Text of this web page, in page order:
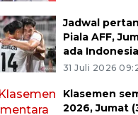
Jadwal
Piala AFF,
ada
31 Juli 2026
Klasemen
2026, Jumat